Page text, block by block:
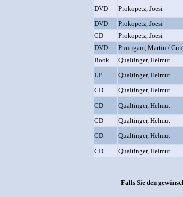
DVD
Prokopetz, Joesi
DVD
Prokopetz, Joesi
CD
Prokopetz, Joesi
DVD
Puntigam, Martin /
Book
Qualtinger, Helmut
LP
Qualtinger, Helmut
CD
Qualtinger, Helmut
CD
Qualtinger, Helmut
CD
Qualtinger, Helmut
CD
Qualtinger, Helmut
CD
Qualtinger, Helmut
Falls Sie den